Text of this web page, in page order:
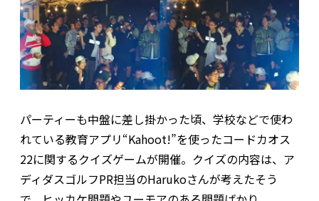
パーティーも中盤に差し掛かった頃、学校などで使わ
れている教育アプリ“Kahoot!”を使ったコードカオス
22に関するクイズゲームが開催。クイズの内容は、ア
ディダスゴルフPR担当のHarukoさんが考えたそう